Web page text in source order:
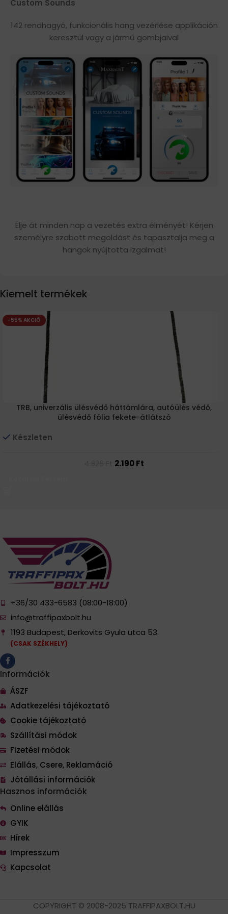
Custom Sounds
142 rendhagyó, funkcionális hang vezérlése applikáción
keresztül vagy a jármű gombjaival
Élje át minden nap a vezetés extra élményét! Kérjen
személyre szabott megoldást és tapasztalja meg a
hangok nyújtotta izgalmat!
Kiemelt termékek
-55% AKCIÓ
TRB, univerzális ülésvédő háttámlára, autóülés védő,
ülésvédő fólia fekete-átlátszó
Készleten
2.190Ft
+36/30 433-6583 (08:00-18:00)
info@traffipaxbolt.hu
1193 Budapest, Derkovits Gyula utca 53.
(CSAK SZÉKHELY)
Információk
ÁSZF
Adatkezelési tájékoztató
Cookie tájékoztató
Szállítási módok
Fizetési módok
Elállás, Csere, Reklamáció
Jótállási információk
Hasznos információk
Online elállás
GYIK
Hírek
Impresszum
Kapcsolat
COPYRIGHT © 2008-2025 TRAFFIPAXBOLT.HU